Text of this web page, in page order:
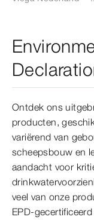
Ontdek ons
producten,
variërend van
scheepsbouw en
aandacht voor
veel van onze
EPD-